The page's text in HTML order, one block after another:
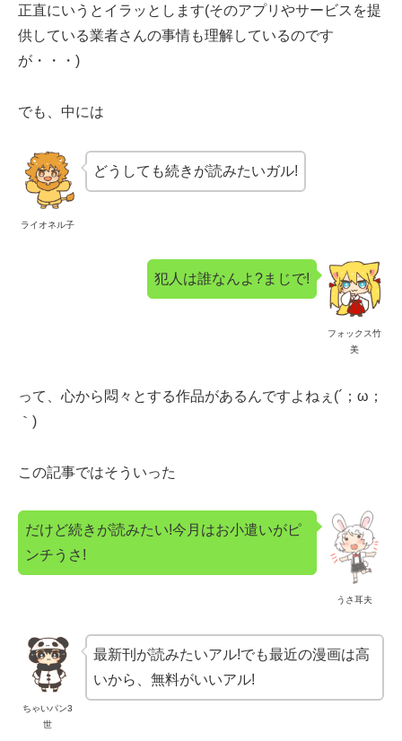
正直にいうとイラッとします(そのアプリやサービスを提
供している業者さんの事情も理解しているのです
が・・・)
でも、中には
ライオネル子
どうしても続きが読みたいガル!
フォックス竹
美
犯人は誰なんよ?まじで!
って、心から悶々とする作品があるんですよねぇ(´；ω；
｀)
この記事ではそういった
うさ耳夫
だけど続きが読みたい!今月はお小遣いがピ
ンチうさ!
ちゃいパン3
世
最新刊が読みたいアル!でも最近の漫画は高
いから、無料がいいアル!